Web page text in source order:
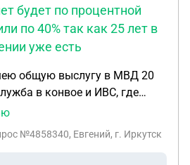
будет по процентной
по 40% так как 25 лет в
уже есть
общую выслугу в МВД 20
в конвое и ИВС, где
Если в данный
надбавке в 30 % или по 40%
№4858340, Евгений, г. Иркутск